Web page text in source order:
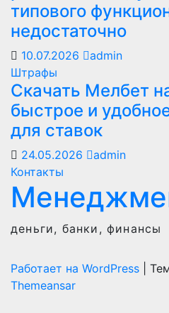
типового
недостаточно
10.07.2026
admin
Штрафы
Скачать Мелбет
быстрое и
для ставок
24.05.2026
admin
Контакты
деньги, банки, финансы
Работает на WordPress
Themeansar